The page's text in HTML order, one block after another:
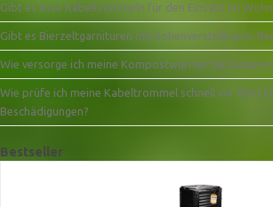
Gibt es leise Kabeltrommeln für den Einsatz im
Gibt es Bierzeltgarnituren mit höhenverstellbaren
Wie versorge ich meine Kompostwürmer bei
Wie prüfe ich meine Kabeltrommel schnell vor dem
Beschädigungen?
Bestseller